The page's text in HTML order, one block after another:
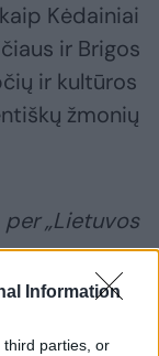
Information
third parties, or
Kėdainiai
ir Brigos
ir kultūros
žmonių
per „Lietuvos